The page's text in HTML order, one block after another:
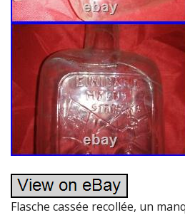
Flasche cassée recollée, un